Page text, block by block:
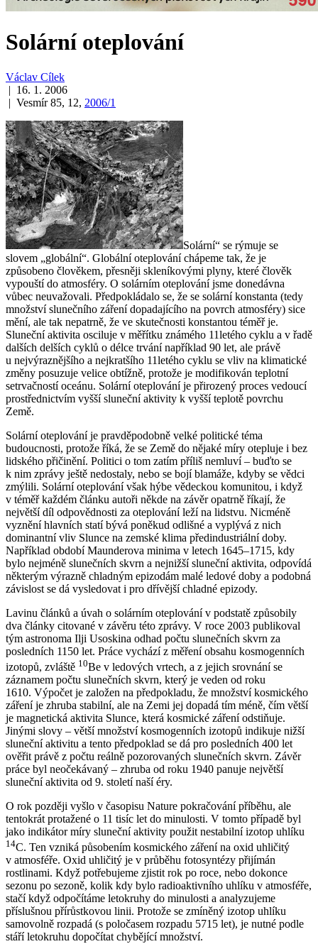
Solární oteplování
Václav Cílek
| 16. 1. 2006
| Vesmír 85, 12, 2006/1
Solární“ se rýmuje se
slovem „globální“. Globální oteplování chápeme tak, že je
způsobeno člověkem, přesněji skleníkovými plyny, které člověk
vypouští do atmosféry. O solárním oteplování jsme donedávna
vůbec neuvažovali. Předpokládalo se, že se solární konstanta (tedy
množství slunečního záření dopadajícího na povrch atmosféry) sice
mění, ale tak nepatrně, že ve skutečnosti konstantou téměř je.
Sluneční aktivita osciluje v měřítku známého 11letého cyklu a v řadě
dalších delších cyklů o délce trvání například 90 let, ale právě
u nejvýraznějšího a nejkratšího 11letého cyklu se vliv na klimatické
změny posuzuje velice obtížně, protože je modifikován teplotní
setrvačností oceánu. Solární oteplování je přirozený proces vedoucí
prostřednictvím vyšší sluneční aktivity k vyšší teplotě povrchu
Země.
Solární oteplování je pravděpodobně velké politické téma
budoucnosti, protože říká, že se Země do nějaké míry otepluje i bez
lidského přičinění. Politici o tom zatím příliš nemluví – buďto se
k nim zprávy ještě nedostaly, nebo se bojí blamáže, kdyby se vědci
zmýlili. Solární oteplování však hýbe vědeckou komunitou, i když
v téměř každém článku autoři někde na závěr opatrně říkají, že
největší díl odpovědnosti za oteplování leží na lidstvu. Nicméně
vyznění hlavních statí bývá poněkud odlišné a vyplývá z nich
dominantní vliv Slunce na zemské klima předindustriální doby.
Například období Maunderova minima v letech 1645–1715, kdy
bylo nejméně slunečních skvrn a nejnižší sluneční aktivita, odpovídá
některým výrazně chladným epizodám malé ledové doby a podobná
závislost se dá vysledovat i pro dřívější chladné epizody.
Lavinu článků a úvah o solárním oteplování v podstatě způsobily
dva články citované v závěru této zprávy. V roce 2003 publikoval
tým astronoma Ilji Usoskina odhad počtu slunečních skvrn za
posledních 1150 let. Práce vychází z měření obsahu kosmogenních
izotopů, zvláště 10Be v ledových vrtech, a z jejich srovnání se
záznamem počtu slunečních skvrn, který je veden od roku
1610. Výpočet je založen na předpokladu, že množství kosmického
záření je zhruba stabilní, ale na Zemi jej dopadá tím méně, čím větší
je magnetická aktivita Slunce, která kosmické záření odstiňuje.
Jinými slovy – větší množství kosmogenních izotopů indikuje nižší
sluneční aktivitu a tento předpoklad se dá pro posledních 400 let
ověřit právě z počtu reálně pozorovaných slunečních skvrn. Závěr
práce byl neočekávaný – zhruba od roku 1940 panuje největší
sluneční aktivita od 9. století naší éry.
O rok později vyšlo v časopisu Nature pokračování příběhu, ale
tentokrát protažené o 11 tisíc let do minulosti. V tomto případě byl
jako indikátor míry sluneční aktivity použit nestabilní izotop uhlíku
14C. Ten vzniká působením kosmického záření na oxid uhličitý
v atmosféře. Oxid uhličitý je v průběhu fotosyntézy přijímán
rostlinami. Když potřebujeme zjistit rok po roce, nebo dokonce
sezonu po sezoně, kolik kdy bylo radioaktivního uhlíku v atmosféře,
stačí když odpočítáme letokruhy do minulosti a analyzujeme
příslušnou přírůstkovou linii. Protože se zmíněný izotop uhlíku
samovolně rozpadá (s poločasem rozpadu 5715 let), je nutné podle
stáří letokruhu dopočítat chybějící množství.